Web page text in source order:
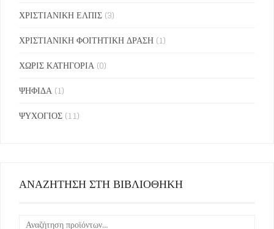
ΧΡΙΣΤΙΑΝΙΚΗ ΕΛΠΙΣ (3)
ΧΡΙΣΤΙΑΝΙΚΗ ΦΟΙΤΗΤΙΚΗ ΔΡΑΣΗ (1)
ΧΩΡΙΣ ΚΑΤΗΓΟΡΙΑ (0)
ΨΗΦΙΔΑ (1)
ΨΥΧΟΓΙΟΣ (11)
ΑΝΑΖΗΤΗΣΗ ΣΤΗ ΒΙΒΛΙΟΘΗΚΗ